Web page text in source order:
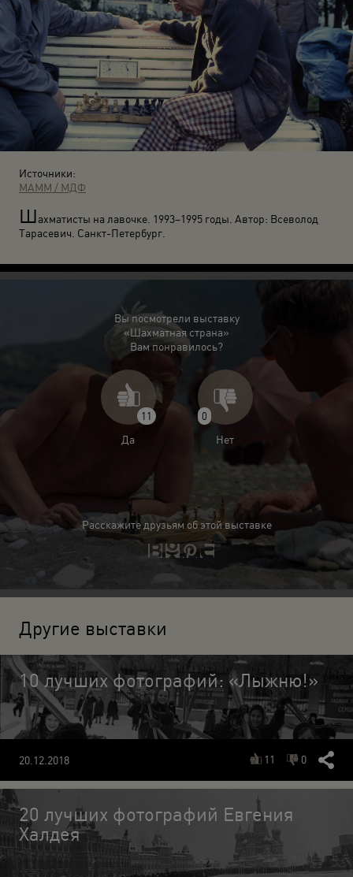
Источники:
МАММ / МДФ
Шахматисты на лавочке. 1993–1995 годы. Автор: Всеволод
Тарасевич. Санкт-Петербург.
Вы посмотрели выставку
«Шахматная страна»
Вам понравилось?
11
Да
0
Нет
Расскажите друзьям об этой выставке
Другие выставки
10 лучших фотографий: «Лыжню!»
20.12.2018 11 0
20 лучших фотографий Евгения
Халдея